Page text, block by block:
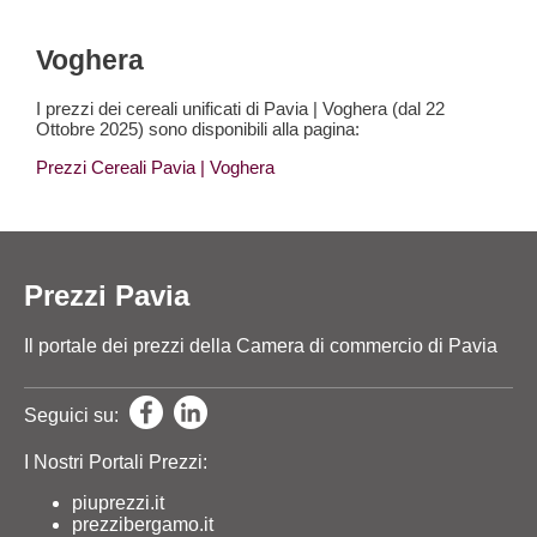
Voghera
I prezzi dei cereali unificati di Pavia | Voghera (dal 22
Ottobre 2025) sono disponibili alla pagina:
Prezzi Cereali Pavia | Voghera
Prezzi Pavia
Il portale dei prezzi della Camera di commercio di Pavia
Seguici su:
I Nostri Portali Prezzi:
piuprezzi.it
prezzibergamo.it